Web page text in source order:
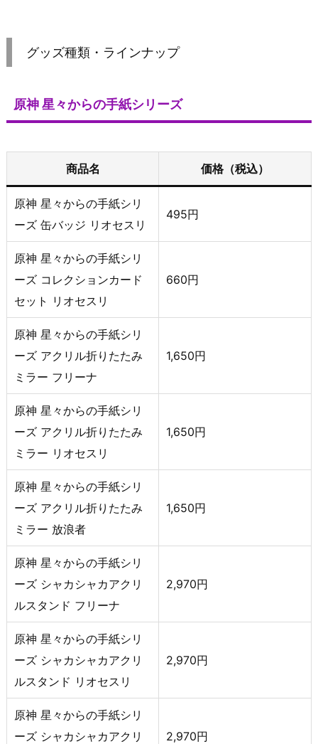
グッズ種類・ラインナップ
原神 星々からの手紙シリーズ
商品名 価格（税込）
原神 星々からの手紙シリ
ーズ 缶バッジ リオセスリ
495円
原神 星々からの手紙シリ
ーズ コレクションカード
セット リオセスリ
660円
原神 星々からの手紙シリ
ーズ アクリル折りたたみ
ミラー フリーナ
1,650円
原神 星々からの手紙シリ
ーズ アクリル折りたたみ
ミラー リオセスリ
1,650円
原神 星々からの手紙シリ
ーズ アクリル折りたたみ
ミラー 放浪者
1,650円
原神 星々からの手紙シリ
ーズ シャカシャカアクリ
ルスタンド フリーナ
2,970円
原神 星々からの手紙シリ
ーズ シャカシャカアクリ
ルスタンド リオセスリ
2,970円
原神 星々からの手紙シリ
ーズ シャカシャカアクリ
2,970円